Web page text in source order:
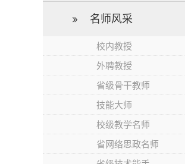
名师风采
校内教授
外聘教授
省级骨干教师
技能大师
校级教学名师
省网络思政名师